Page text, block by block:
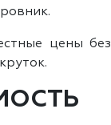
цены без